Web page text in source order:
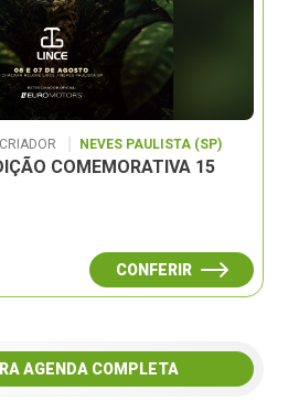
NEVES PAULISTA (SP)
COMEMORATIVA 15
CONFERIR
AGENDA COMPLETA